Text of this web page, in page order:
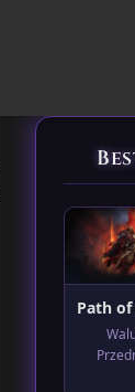
Path of